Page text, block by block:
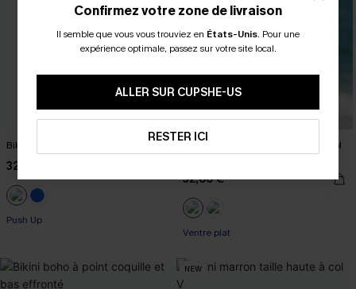
Bikini à lacer dans le dos et hipster
32,00 €
Push Up
Maillot de bain une pièce floral à col
carré
32,00 €
Ventre plat
NEW
Confirmez votre zone de livraison
Il semble que vous vous trouviez en États-Unis. Pour une
expérience optimale, passez sur votre site local.
ALLER SUR CUPSHE-US
RESTER ICI